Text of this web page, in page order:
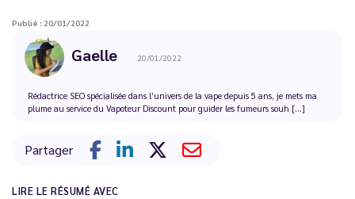
Publié : 20/01/2022
Gaelle 20/01/2022
Rédactrice SEO spécialisée dans l’univers de la vape depuis 5 ans, je mets ma
plume au service du Vapoteur Discount pour guider les fumeurs souh [...]
Partager
LIRE LE RÉSUMÉ AVEC